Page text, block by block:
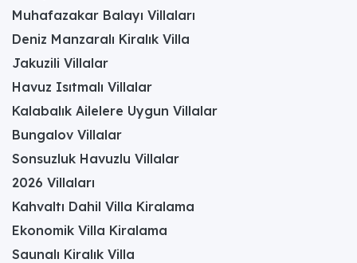
Muhafazakar Balayı Villaları
Deniz Manzaralı Kiralık Villa
Jakuzili Villalar
Havuz Isıtmalı Villalar
Kalabalık Ailelere Uygun Villalar
Bungalov Villalar
Sonsuzluk Havuzlu Villalar
2026 Villaları
Kahvaltı Dahil Villa Kiralama
Ekonomik Villa Kiralama
Saunalı Kiralık Villa